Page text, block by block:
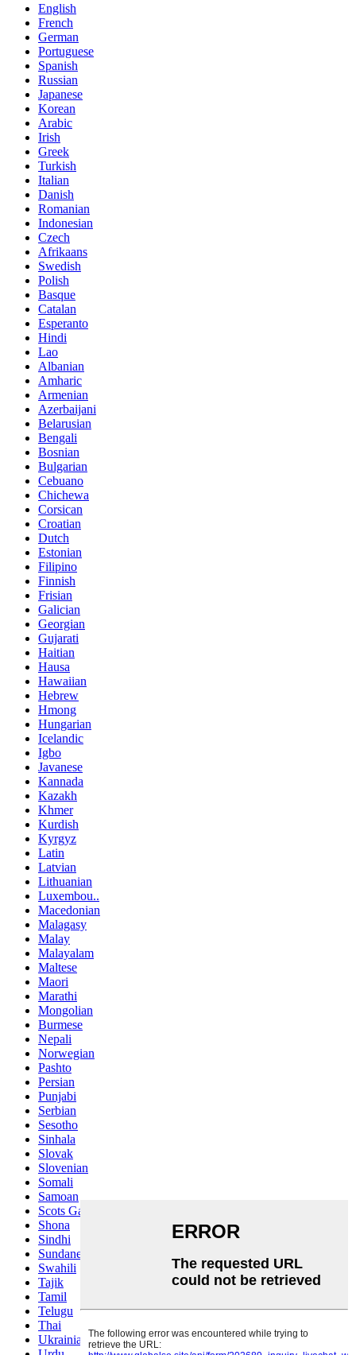
English
French
German
Portuguese
Spanish
Russian
Japanese
Korean
Arabic
Irish
Greek
Turkish
Italian
Danish
Romanian
Indonesian
Czech
Afrikaans
Swedish
Polish
Basque
Catalan
Esperanto
Hindi
Lao
Albanian
Amharic
Armenian
Azerbaijani
Belarusian
Bengali
Bosnian
Bulgarian
Cebuano
Chichewa
Corsican
Croatian
Dutch
Estonian
Filipino
Finnish
Frisian
Galician
Georgian
Gujarati
Haitian
Hausa
Hawaiian
Hebrew
Hmong
Hungarian
Icelandic
Igbo
Javanese
Kannada
Kazakh
Khmer
Kurdish
Kyrgyz
Latin
Latvian
Lithuanian
Luxembou..
Macedonian
Malagasy
Malay
Malayalam
Maltese
Maori
Marathi
Mongolian
Burmese
Nepali
Norwegian
Pashto
Persian
Punjabi
Serbian
Sesotho
Sinhala
Slovak
Slovenian
Somali
Samoan
Scots Gaelic
Shona
Sindhi
Sundanese
Swahili
Tajik
Tamil
Telugu
Thai
Ukrainian